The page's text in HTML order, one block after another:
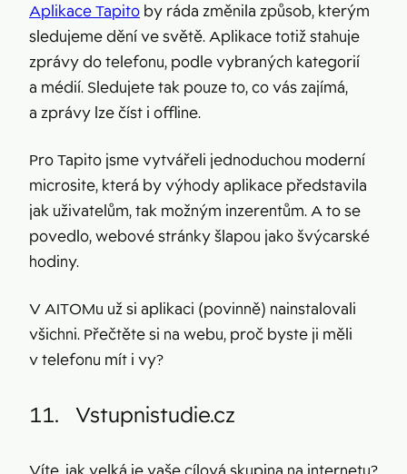
Aplikace Tapito by ráda změnila způsob, kterým
sledujeme dění ve světě. Aplikace totiž stahuje
zprávy do telefonu, podle vybraných kategorií
a médií. Sledujete tak pouze to, co vás zajímá,
a zprávy lze číst i offline.
Pro Tapito jsme vytvářeli jednoduchou moderní
microsite, která by výhody aplikace představila
jak uživatelům, tak možným inzerentům. A to se
povedlo, webové stránky šlapou jako švýcarské
hodiny.
V AITOMu už si aplikaci (povinně) nainstalovali
všichni. Přečtěte si na webu, proč byste ji měli
v telefonu mít i vy?
11. Vstupnistudie.cz